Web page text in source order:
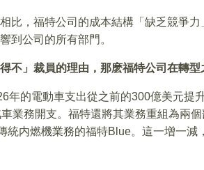
比，福特公司的成本結構「缺乏競爭
到公司的所有部門。
不」裁員的理由，那麽福特公司在轉型
年的電動車支出從之前的300億美元提
業務開支。福特還將其業務重組為兩
統内燃機業務的福特Blue。這一增一